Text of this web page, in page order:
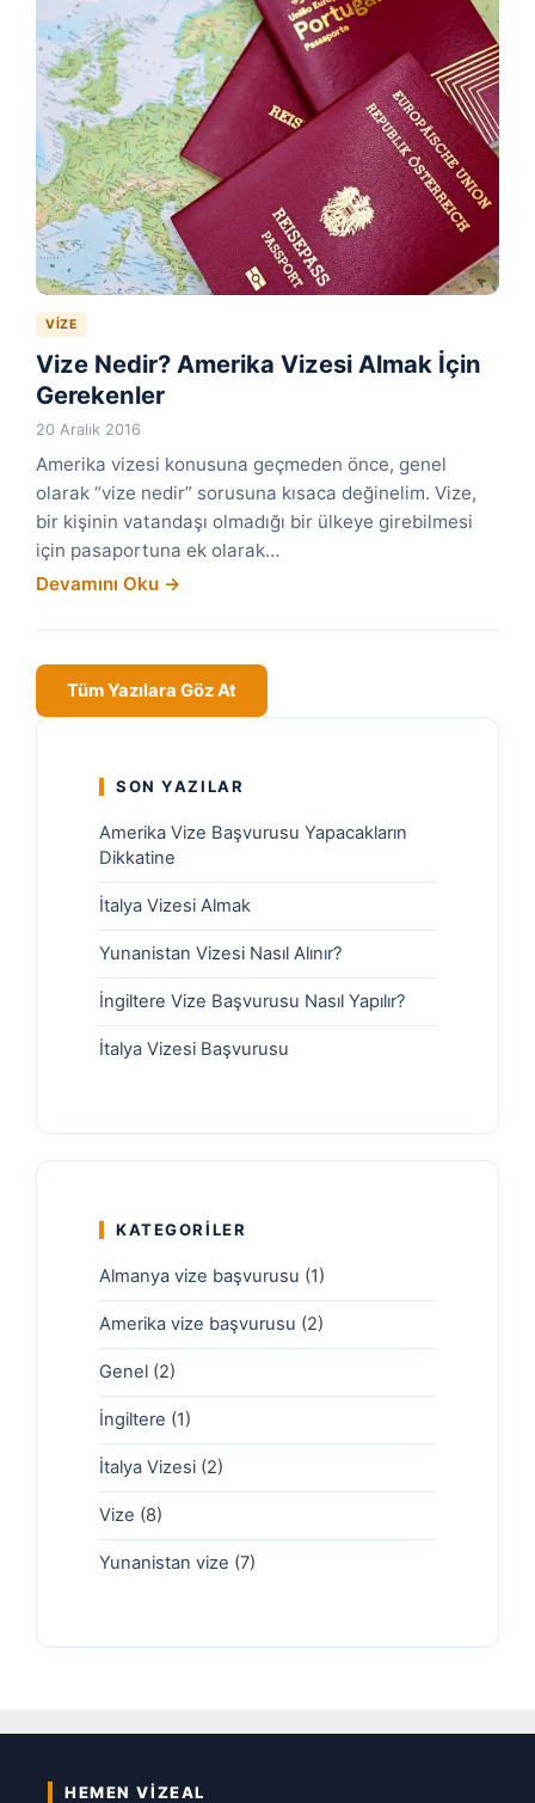
VIZE
Vize Nedir? Amerika Vizesi Almak İçin
Gerekenler
20 Aralık 2016
Amerika vizesi konusuna geçmeden önce, genel
olarak “vize nedir” sorusuna kısaca değinelim. Vize,
bir kişinin vatandaşı olmadığı bir ülkeye girebilmesi
için pasaportuna ek olarak…
Devamını Oku →
Tüm Yazılara Göz At
SON YAZILAR
Amerika Vize Başvurusu Yapacakların
Dikkatine
İtalya Vizesi Almak
Yunanistan Vizesi Nasıl Alınır?
İngiltere Vize Başvurusu Nasıl Yapılır?
İtalya Vizesi Başvurusu
KATEGORILER
Almanya vize başvurusu (1)
Amerika vize başvurusu (2)
Genel (2)
İngiltere (1)
İtalya Vizesi (2)
Vize (8)
Yunanistan vize (7)
HEMEN VIZEAL